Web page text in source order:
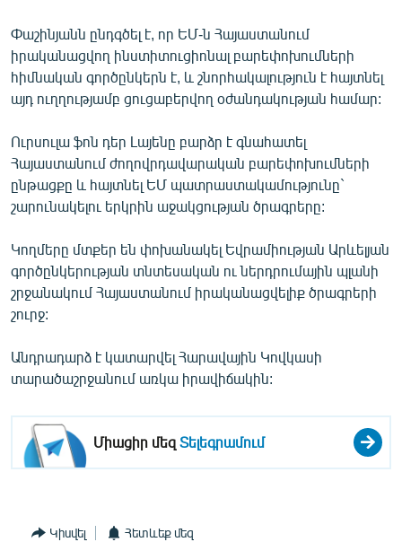
ՀԵՏԵՎԵՔ ՄԵԶ
«Ազատության» բոլոր կայքերը
Փաշինյանն ընդգծել է, որ ԵՄ-ն Հայաստանում
իրականացվող ինստիտուցիոնալ բարեփոխումների
հիմնական գործընկերն է, և շնորհակալություն է հայտնել
այդ ուղղությամբ ցուցաբերվող օժանդակության համար:
Ուրսուլա ֆոն դեր Լայենը բարձր է գնահատել
Հայաստանում ժողովրդավարական բարեփոխումների
ընթացքը և հայտնել ԵՄ պատրաստակամությունը`
շարունակելու երկրին աջակցության ծրագրերը:
Կողմերը մտքեր են փոխանակել Եվրամիության Արևելյան
գործընկերության տնտեսական ու ներդրումային պլանի
շրջանակում Հայաստանում իրականացվելիք ծրագրերի
շուրջ:
Անդրադարձ է կատարվել Հարավային Կովկասի
տարածաշրջանում առկա իրավիճակին:
Միացիր մեզՏելեգրամում
Կիսվել Հետևեք մեզ